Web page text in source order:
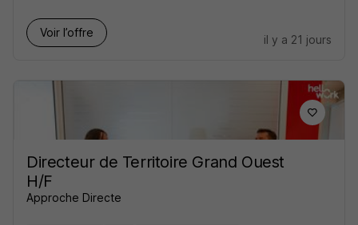
Voir l’offre
il y a 21 jours
Directeur de Territoire Grand Ouest
H/F
Approche Directe